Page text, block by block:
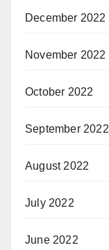
December 2022
November 2022
October 2022
September 2022
August 2022
July 2022
June 2022